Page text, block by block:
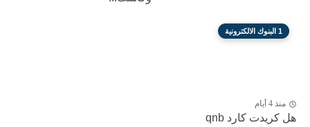
1 البنوك الالكترونية
منذ 4 أيام
هل كريدت كارد qnb